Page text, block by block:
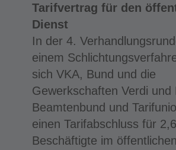
Tarifvertrag für den
Dienst
In der 4.
einem
sich VKA, Bund und die
Gewerkschaften Verdi und
Beamtenbund und
einen Tarifabschluss für
Beschäftigte im